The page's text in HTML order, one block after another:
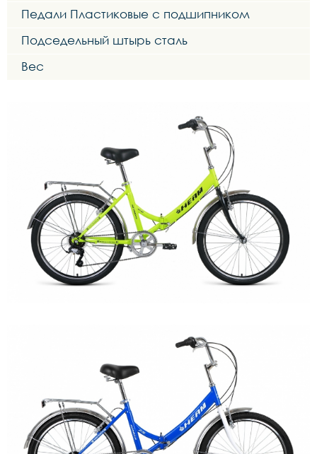
Педали Пластиковые с подшипником
Подседельный штырь сталь
Вес